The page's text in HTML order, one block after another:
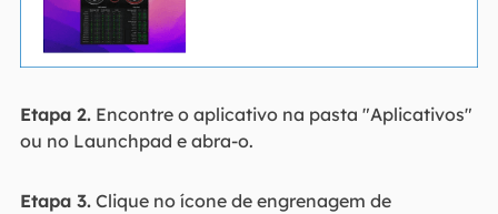
Etapa 2.Encontre o aplicativo na pasta "Aplicativos"
ou no Launchpad e abra-o.
Etapa 3.Clique no ícone de engrenagem de